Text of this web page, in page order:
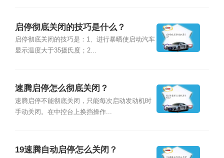
启停彻底关闭的技巧是什么？
启停彻底关闭的技巧是：1、进行暴晒使启动汽车
显示温度大于35摄氏度；2...
速腾启停怎么彻底关闭？
速腾启停不能彻底关闭，只能每次启动发动机时
手动关闭。在中控台上换挡操作...
19速腾自动启停怎么关闭？